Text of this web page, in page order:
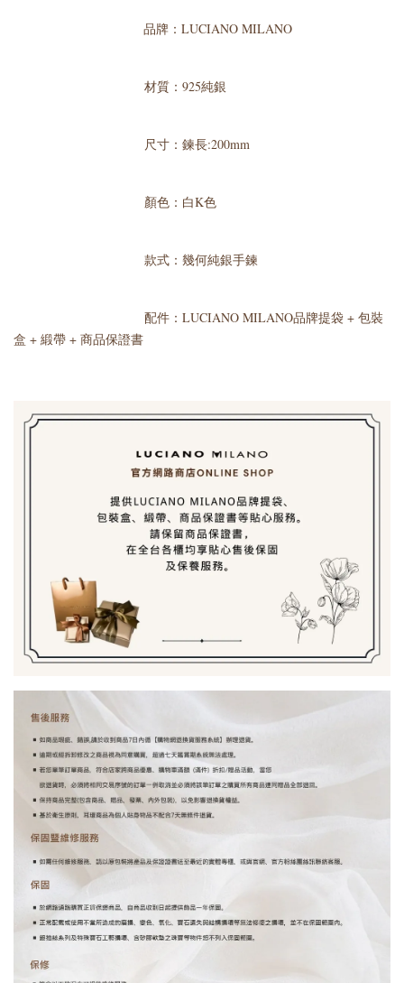
品牌：LUCIANO MILANO
材質：925純銀
尺寸：鍊長:200mm
顏色：白K色
款式：幾何純銀手鍊
配件：LUCIANO MILANO品牌提袋 + 包裝
盒 + 緞帶 + 商品保證書